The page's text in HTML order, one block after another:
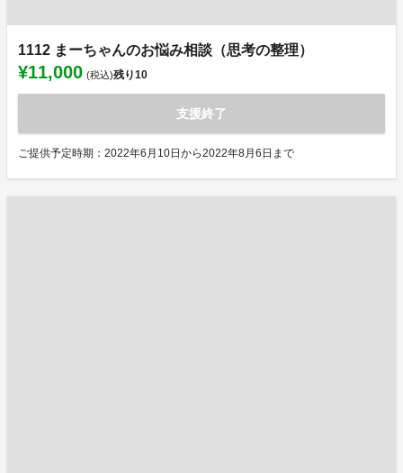
1112 まーちゃんのお悩み相談（思考の整理）
¥11,000 (税込)残り10
支援終了
ご提供予定時期：2022年6月10日から2022年8月6日まで